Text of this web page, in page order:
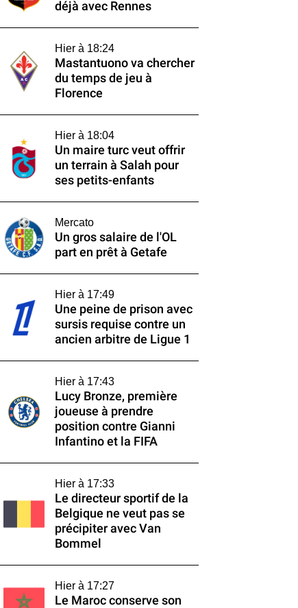
déjà avec Rennes
Hier à 18:24
Mastantuono va chercher
du temps de jeu à
Florence
Hier à 18:04
Un maire turc veut offrir
un terrain à Salah pour
ses petits-enfants
Mercato
Un gros salaire de l'OL
part en prêt à Getafe
Hier à 17:49
Une peine de prison avec
sursis requise contre un
ancien arbitre de Ligue 1
Hier à 17:43
Lucy Bronze, première
joueuse à prendre
position contre Gianni
Infantino et la FIFA
Hier à 17:33
Le directeur sportif de la
Belgique ne veut pas se
précipiter avec Van
Bommel
Hier à 17:27
Le Maroc conserve son